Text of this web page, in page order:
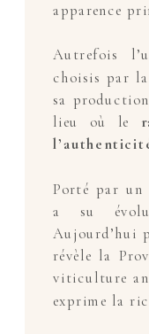
apparence
Autrefois
choisis par
sa
lieu où le
Porté par un
a su
Aujourd’hui
révèle la
viticulture
exprime la